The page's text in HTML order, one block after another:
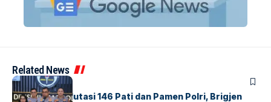
Related News
BERITA
Mabes Polri Mutasi 146 Pati dan Pamen Polri, Brigjen